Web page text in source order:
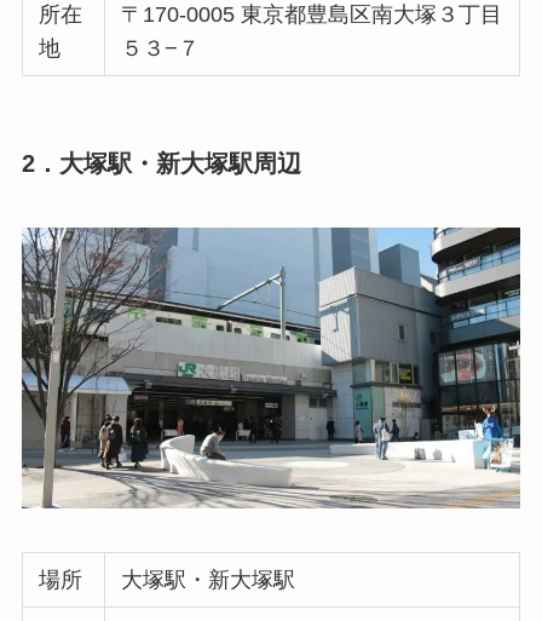
所在
地
〒170-0005 東京都豊島区南大塚３丁目
５３−７
2．大塚駅・新大塚駅周辺
場所 大塚駅・新大塚駅